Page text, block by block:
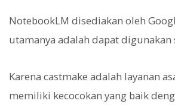
NotebookLM disediakan oleh
utamanya adalah dapat digunakan
Karena castmake adalah layanan
memiliki kecocokan yang baik